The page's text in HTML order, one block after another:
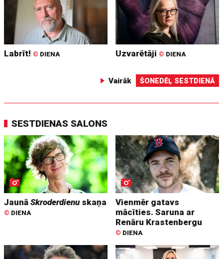
Labrīt! © DIENA Uzvarētāji © DIENA
Vairāk ŠONEDĒĻ SESTDIENĀ
SESTDIENAS SALONS
JaunāSkroderdienuskaņa
© DIENA
Vienmēr gatavs
mācīties. Saruna ar
Renāru Krastenbergu
© DIENA